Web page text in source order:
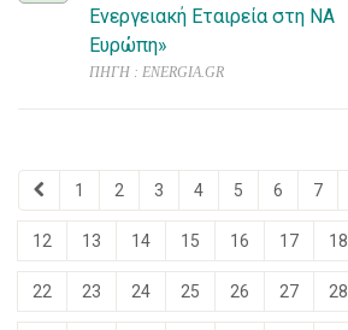
Ενεργειακή Εταιρεία στη ΝΑ
Ευρώπη»
ΠΗΓΗ : ENERGIA.GR
1 2 3 4 5 6 7
12 13 14 15 16 17 18
22 23 24 25 26 27 28